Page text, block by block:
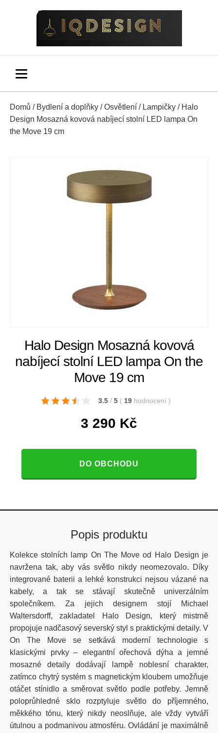
Domů / Bydlení a doplňky /Osvětlení / Lampičky / Halo
Design Mosazná kovová nabíjecí stolní LED lampa On
the Move 19 cm
Halo Design Mosazná kovová
nabíjecí stolní LED lampa On the
Move 19 cm
3.5 / 5 ( 19 hodnocení )
3 290 Kč
DO OBCHODU
Popis produktu
Kolekce stolních lamp On The Move od Halo Design je
navržena tak, aby vás světlo nikdy neomezovalo. Díky
integrované baterii a lehké konstrukci nejsou vázané na
kabely, a tak se stávají skutečně univerzálním
společníkem. Za jejich designem stojí Michael
Waltersdorff, zakladatel Halo Design, který mistrně
propojuje nadčasový severský styl s praktickými detaily. V
OnThe Move se setkává moderní technologie s
klasickými prvky – elegantní ořechová dýha a jemné
mosazné detaily dodávají lampě noblesní charakter,
zatímco chytrý systém s magnetickým kloubem umožňuje
otáčet stínidlo a směrovat světlo podle potřeby. Jemně
poloprůhledné sklo rozptyluje světlo do příjemného,
měkkého tónu, který nikdy neoslňuje, ale vždy vytváří
útulnou a podmanivou atmosféru. Ovládání je maximálně